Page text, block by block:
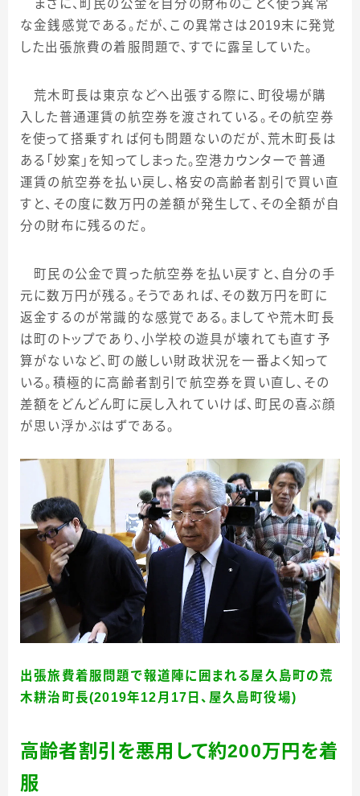
まさに、町民の公金を自分の財布のごとく使う異常
な金銭感覚である。だが、この異常さは 2019末に発覚
した出張旅費の着服問題で、すでに露呈していた。
荒木町長は東京などへ出張する際に、町役場が購
入した普通運賃の航空券を渡されている。その航空券
を使って搭乗すれば何も問題ないのだが、荒木町長は
ある「妙案」を知ってしまった。空港カウンターで普通
運賃の航空券を払い戻し、格安の高齢者割引で買い直
すと、その度に数万円の差額が発生して、その全額が自
分の財布に残るのだ。
町民の公金で買った航空券を払い戻すと、自分の手
元に数万円が残る。そうであれば、その数万円を町に
返金するのが常識的な感覚である。ましてや荒木町長
は町のトップであり、小学校の遊具が壊れても直す予
算がないなど、町の厳しい財政状況を一番よく知って
いる。積極的に高齢者割引で航空券を買い直し、その
差額をどんどん町に戻し入れていけば、町民の喜ぶ顔
が思い浮かぶはずである。
出張旅費着服問題で報道陣に囲まれる屋久島町の荒
木耕治町長(2019年12月17日、屋久島町役場)
高齢者割引を悪用して約200万円を着
服